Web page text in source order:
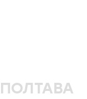
ПОЛТАВА